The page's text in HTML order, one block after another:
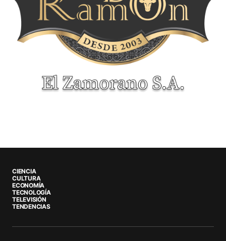
CIENCIA
CULTURA
ECONOMÍA
TECNOLOGÍA
TELEVISIÓN
TENDENCIAS